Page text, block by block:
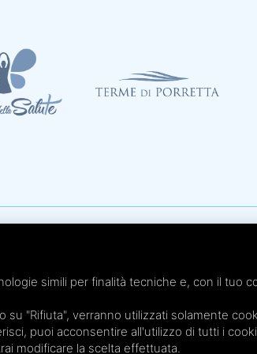
i.v.
simili per finalità tecniche e, con il tuo
"Rifiuta", verranno utilizzati solamente
puoi acconsentire all'utilizzo di tutti i
modificare la scelta effettuata.